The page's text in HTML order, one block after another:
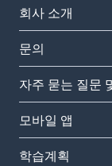
회사 소개
문의
자주 묻는 질문
모바일 앱
학습계획